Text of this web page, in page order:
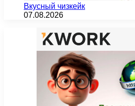
Вкусный чизкейк
07.08.2026